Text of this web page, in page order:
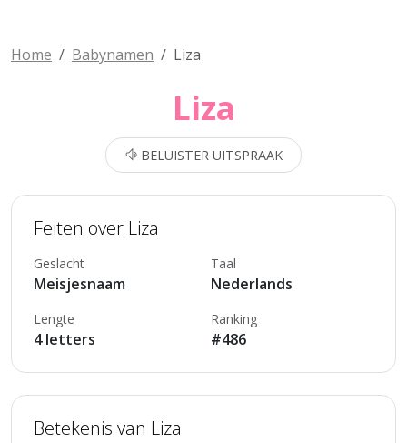
Home Babynamen Liza
Liza
BELUISTER UITSPRAAK
Feiten over Liza
Geslacht
Meisjesnaam
Taal
Nederlands
Lengte
4 letters
Ranking
#486
Betekenis van Liza